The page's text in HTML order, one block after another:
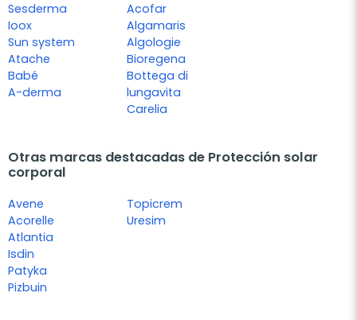
Sesderma
Ioox
Sun system
Atache
Babé
A-derma
Acofar
Algamaris
Algologie
Bioregena
Bottega di
lungavita
Carelia
Otras marcas destacadas de Protección solar
corporal
Avene
Acorelle
Atlantia
Isdin
Patyka
Pizbuin
Topicrem
Uresim